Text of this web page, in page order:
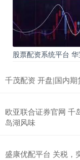
股票配资系统平台
千茂配资 开盘|国内
欧亚联合证券官网 千
岛湖风味
盛康优配平台 关税，